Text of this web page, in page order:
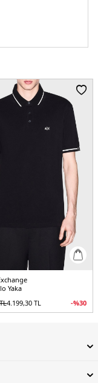
Yaka
4.199,30 TL -%30